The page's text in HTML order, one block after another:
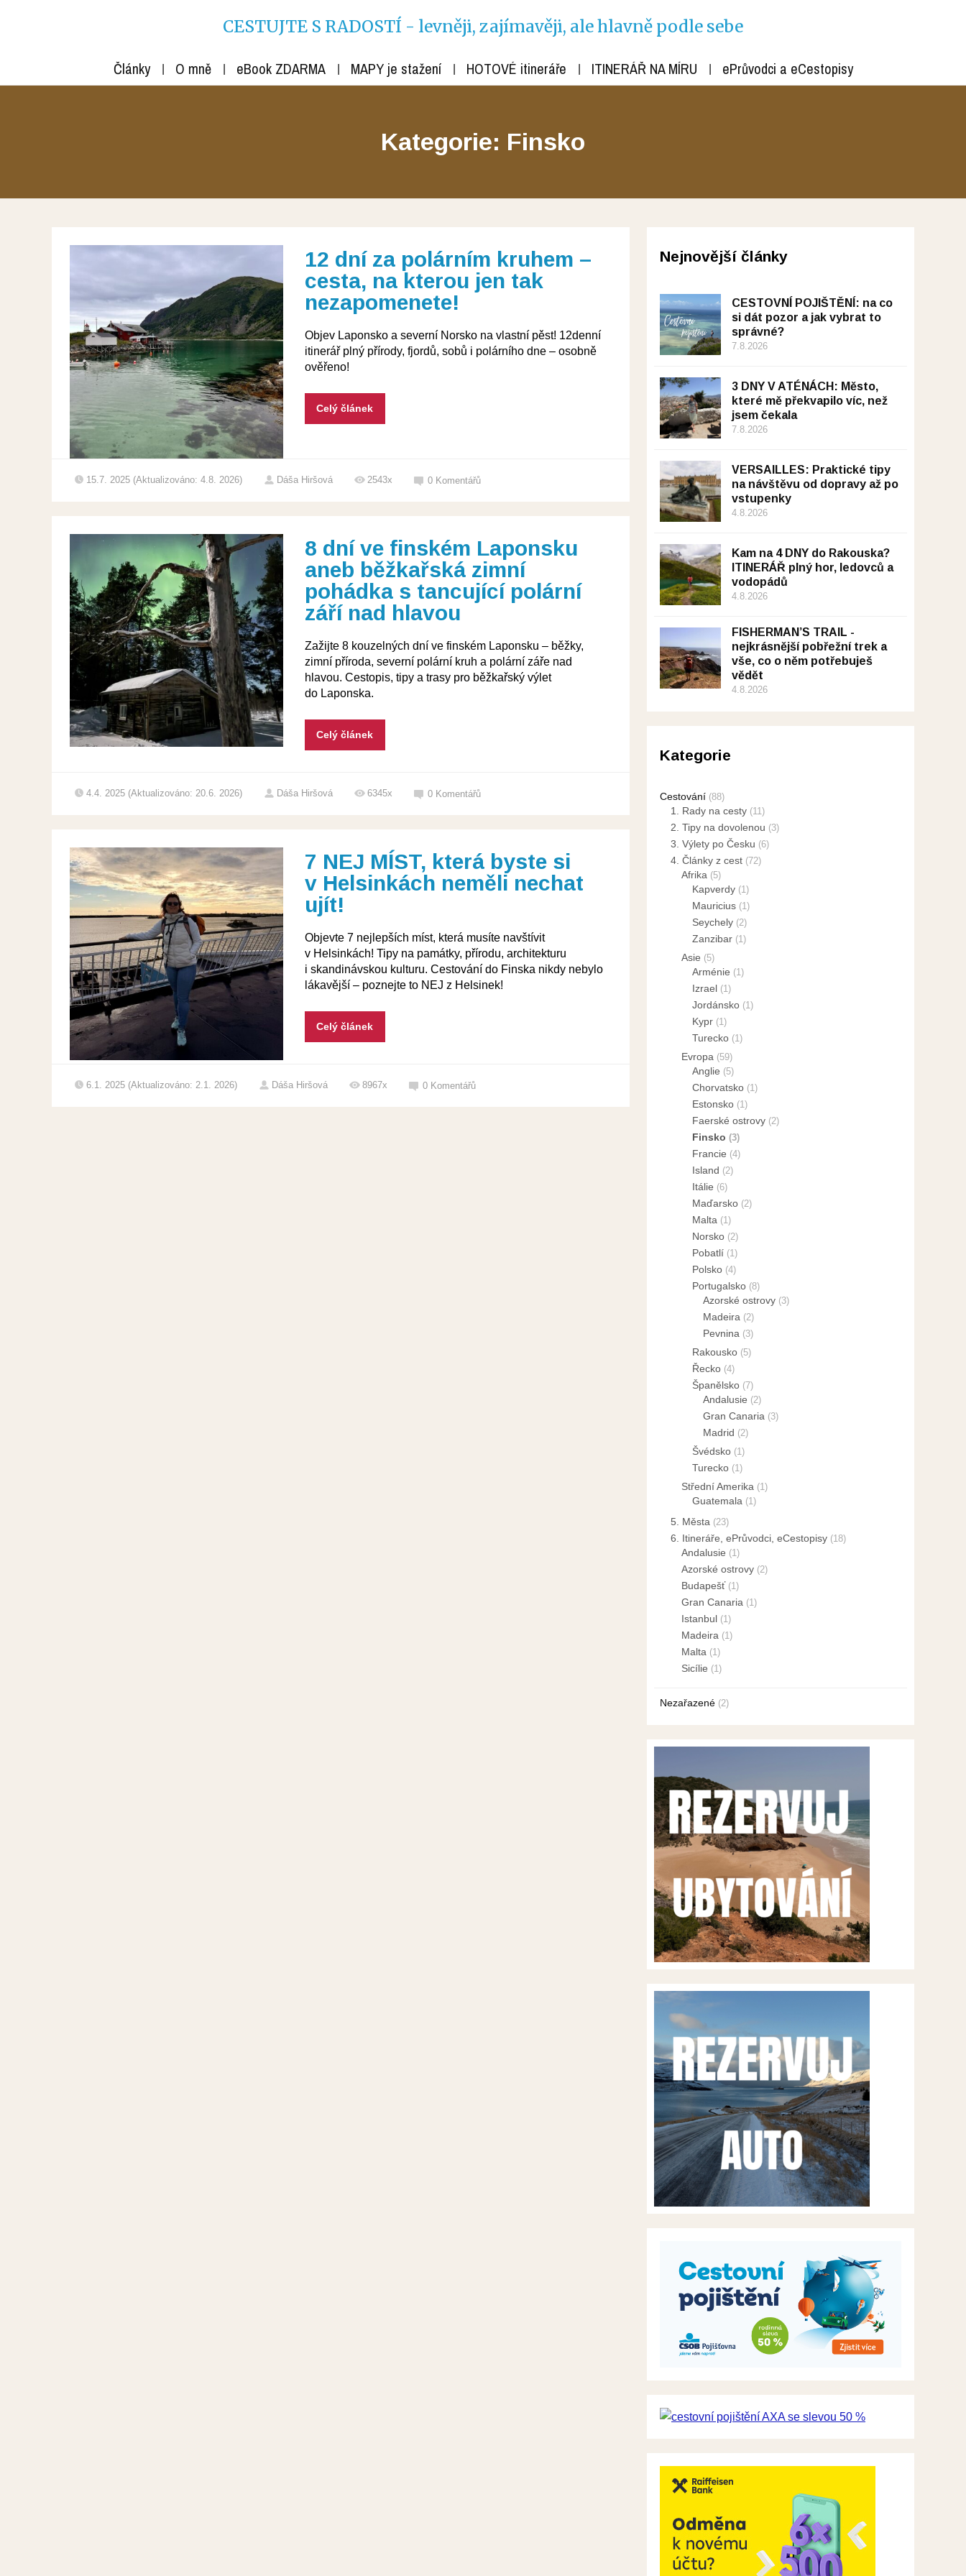
CESTUJTE S RADOSTÍ - levněji, zajímavěji, ale hlavně podle sebe
Články O mně eBook ZDARMA MAPY je stažení HOTOVÉ itineráře ITINERÁŘ NA MÍRU ePrůvodci a eCestopisy
Kategorie: Finsko
12 dní za polárním kruhem –
cesta, na kterou jen tak
nezapomenete!
Objev Laponsko a severní Norsko na vlastní pěst! 12denní
itinerář plný přírody, fjordů, sobů i polárního dne – osobně
ověřeno!
Celý článek
15.7. 2025 (Aktualizováno: 4.8. 2026) Dáša Hiršová 2543x 0 Komentářů
8 dní ve finském Laponsku
aneb běžkařská zimní
pohádka s tancující polární
září nad hlavou
Zažijte 8 kouzelných dní ve finském Laponsku – běžky,
zimní příroda, severní polární kruh a polární záře nad
hlavou. Cestopis, tipy a trasy pro běžkařský výlet
do Laponska.
Celý článek
4.4. 2025 (Aktualizováno: 20.6. 2026) Dáša Hiršová 6345x 0 Komentářů
7 NEJ MÍST, která byste si
v Helsinkách neměli nechat
ujít!
Objevte 7 nejlepších míst, která musíte navštívit
v Helsinkách! Tipy na památky, přírodu, architekturu
i skandinávskou kulturu. Cestování do Finska nikdy nebylo
lákavější – poznejte to NEJ z Helsinek!
Celý článek
6.1. 2025 (Aktualizováno: 2.1. 2026) Dáša Hiršová 8967x 0 Komentářů
Nejnovější články
CESTOVNÍ POJIŠTĚNÍ: na co
si dát pozor a jak vybrat to
správné?
7.8.2026
3 DNY V ATÉNÁCH: Město,
které mě překvapilo víc, než
jsem čekala
7.8.2026
VERSAILLES: Praktické tipy
na návštěvu od dopravy až po
vstupenky
4.8.2026
Kam na 4 DNY do Rakouska?
ITINERÁŘ plný hor, ledovců a
vodopádů
4.8.2026
FISHERMAN’S TRAIL -
nejkrásnější pobřežní trek a
vše, co o něm potřebuješ
vědět
4.8.2026
Kategorie
Cestování (88)
1. Rady na cesty (11)
2. Tipy na dovolenou (3)
3. Výlety po Česku (6)
4. Články z cest (72)
Afrika (5)
Kapverdy (1)
Mauricius (1)
Seychely (2)
Zanzibar (1)
Asie (5)
Arménie (1)
Izrael (1)
Jordánsko (1)
Kypr (1)
Turecko (1)
Evropa (59)
Anglie (5)
Chorvatsko (1)
Estonsko (1)
Faerské ostrovy (2)
Finsko (3)
Francie (4)
Island (2)
Itálie (6)
Maďarsko (2)
Malta (1)
Norsko (2)
Pobatlí (1)
Polsko (4)
Portugalsko (8)
Azorské ostrovy (3)
Madeira (2)
Pevnina (3)
Rakousko (5)
Řecko (4)
Španělsko (7)
Andalusie (2)
Gran Canaria (3)
Madrid (2)
Švédsko (1)
Turecko (1)
Střední Amerika (1)
Guatemala (1)
5. Města (23)
6. Itineráře, ePrůvodci, eCestopisy (18)
Andalusie (1)
Azorské ostrovy (2)
Budapešť (1)
Gran Canaria (1)
Istanbul (1)
Madeira (1)
Malta (1)
Sicílie (1)
Nezařazené (2)